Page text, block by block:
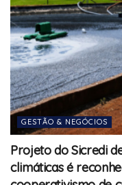
GESTÃO & NEGÓCIOS
Projeto do Sicredi
climáticas é